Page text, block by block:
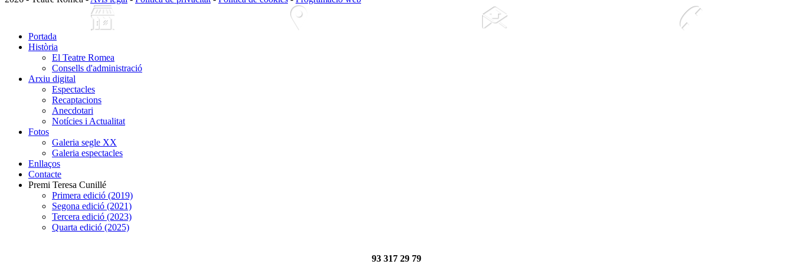
Portada
Història
El Teatre Romea
Consells d'administració
Arxiu digital
Espectacles
Recaptacions
Anecdotari
Notícies i Actualitat
Fotos
Galeria segle XX
Galeria espectacles
Enllaços
Contacte
Premi Teresa Cunillé
Primera edició (2019)
Segona edició (2021)
Tercera edició (2023)
Quarta edició (2025)
93 317 29 79